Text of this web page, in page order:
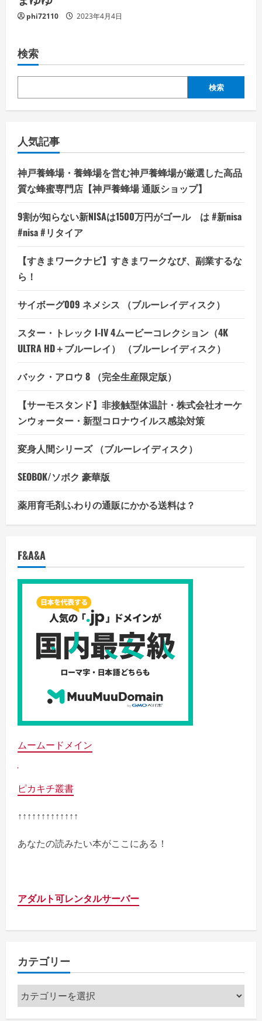
phi72110 2023年4月4日
検索
検索
人気記事
神戸養蜂場・養蜂場を営む神戸養蜂場が厳選した高品
質な蜂蜜専門店【神戸養蜂場 通販ショップ】
9割が知らない新NISAは1500万円がゴール は #新nisa
#nisa #リタイア
【すきまワークナビ】すきまワークなび、副業するな
ら！
サイボーグ009 ネメシス （ブルーレイディスク）
スター・トレック I-IV 4ムービーコレクション（4K
ULTRA HD＋ブルーレイ） （ブルーレイディスク）
バック・アロウ 8 （完全生産限定版）
【サーモスタンド】非接触型体温計・株式会社オーケ
ンウォーター・新型コロナウイルス感染対策
変身人間シリーズ （ブルーレイディスク）
SEOBOK/ソボク 豪華版
薬用育毛剤ふわりの通販にかかる送料は？
F&A&A
ムームードメイン
ピカキチ叢書
↑↑↑↑↑↑↑↑↑↑↑↑↑
あなたの読みたい本がここにある！
アダルト可レンタルサーバー
カテゴリー
カ
テ